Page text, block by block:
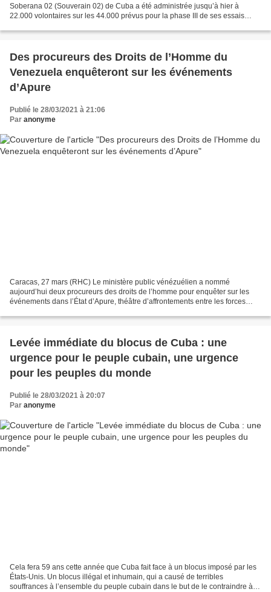
Soberana 02 (Souverain 02) de Cuba a été administrée jusqu’à hier à
22.000 volontaires sur les 44.000 prévus pour la phase III de ses essais
Des procureurs des Droits de l’Homme du
Venezuela enquêteront sur les événements
d’Apure
Publié le 28/03/2021 à 21:06
Par anonyme
Caracas, 27 mars (RHC) Le ministère public vénézuélien a nommé
aujourd’hui deux procureurs des droits de l’homme pour enquêter sur les
événements dans l’État d’Apure, théâtre d’affrontements entre les forces
Levée immédiate du blocus de Cuba : une
urgence pour le peuple cubain, une urgence
pour les peuples du monde
Publié le 28/03/2021 à 20:07
Par anonyme
Cela fera 59 ans cette année que Cuba fait face à un blocus imposé par les
États-Unis. Un blocus illégal et inhumain, qui a causé de terribles
souffrances à l’ensemble du peuple cubain dans le but de le contraindre à